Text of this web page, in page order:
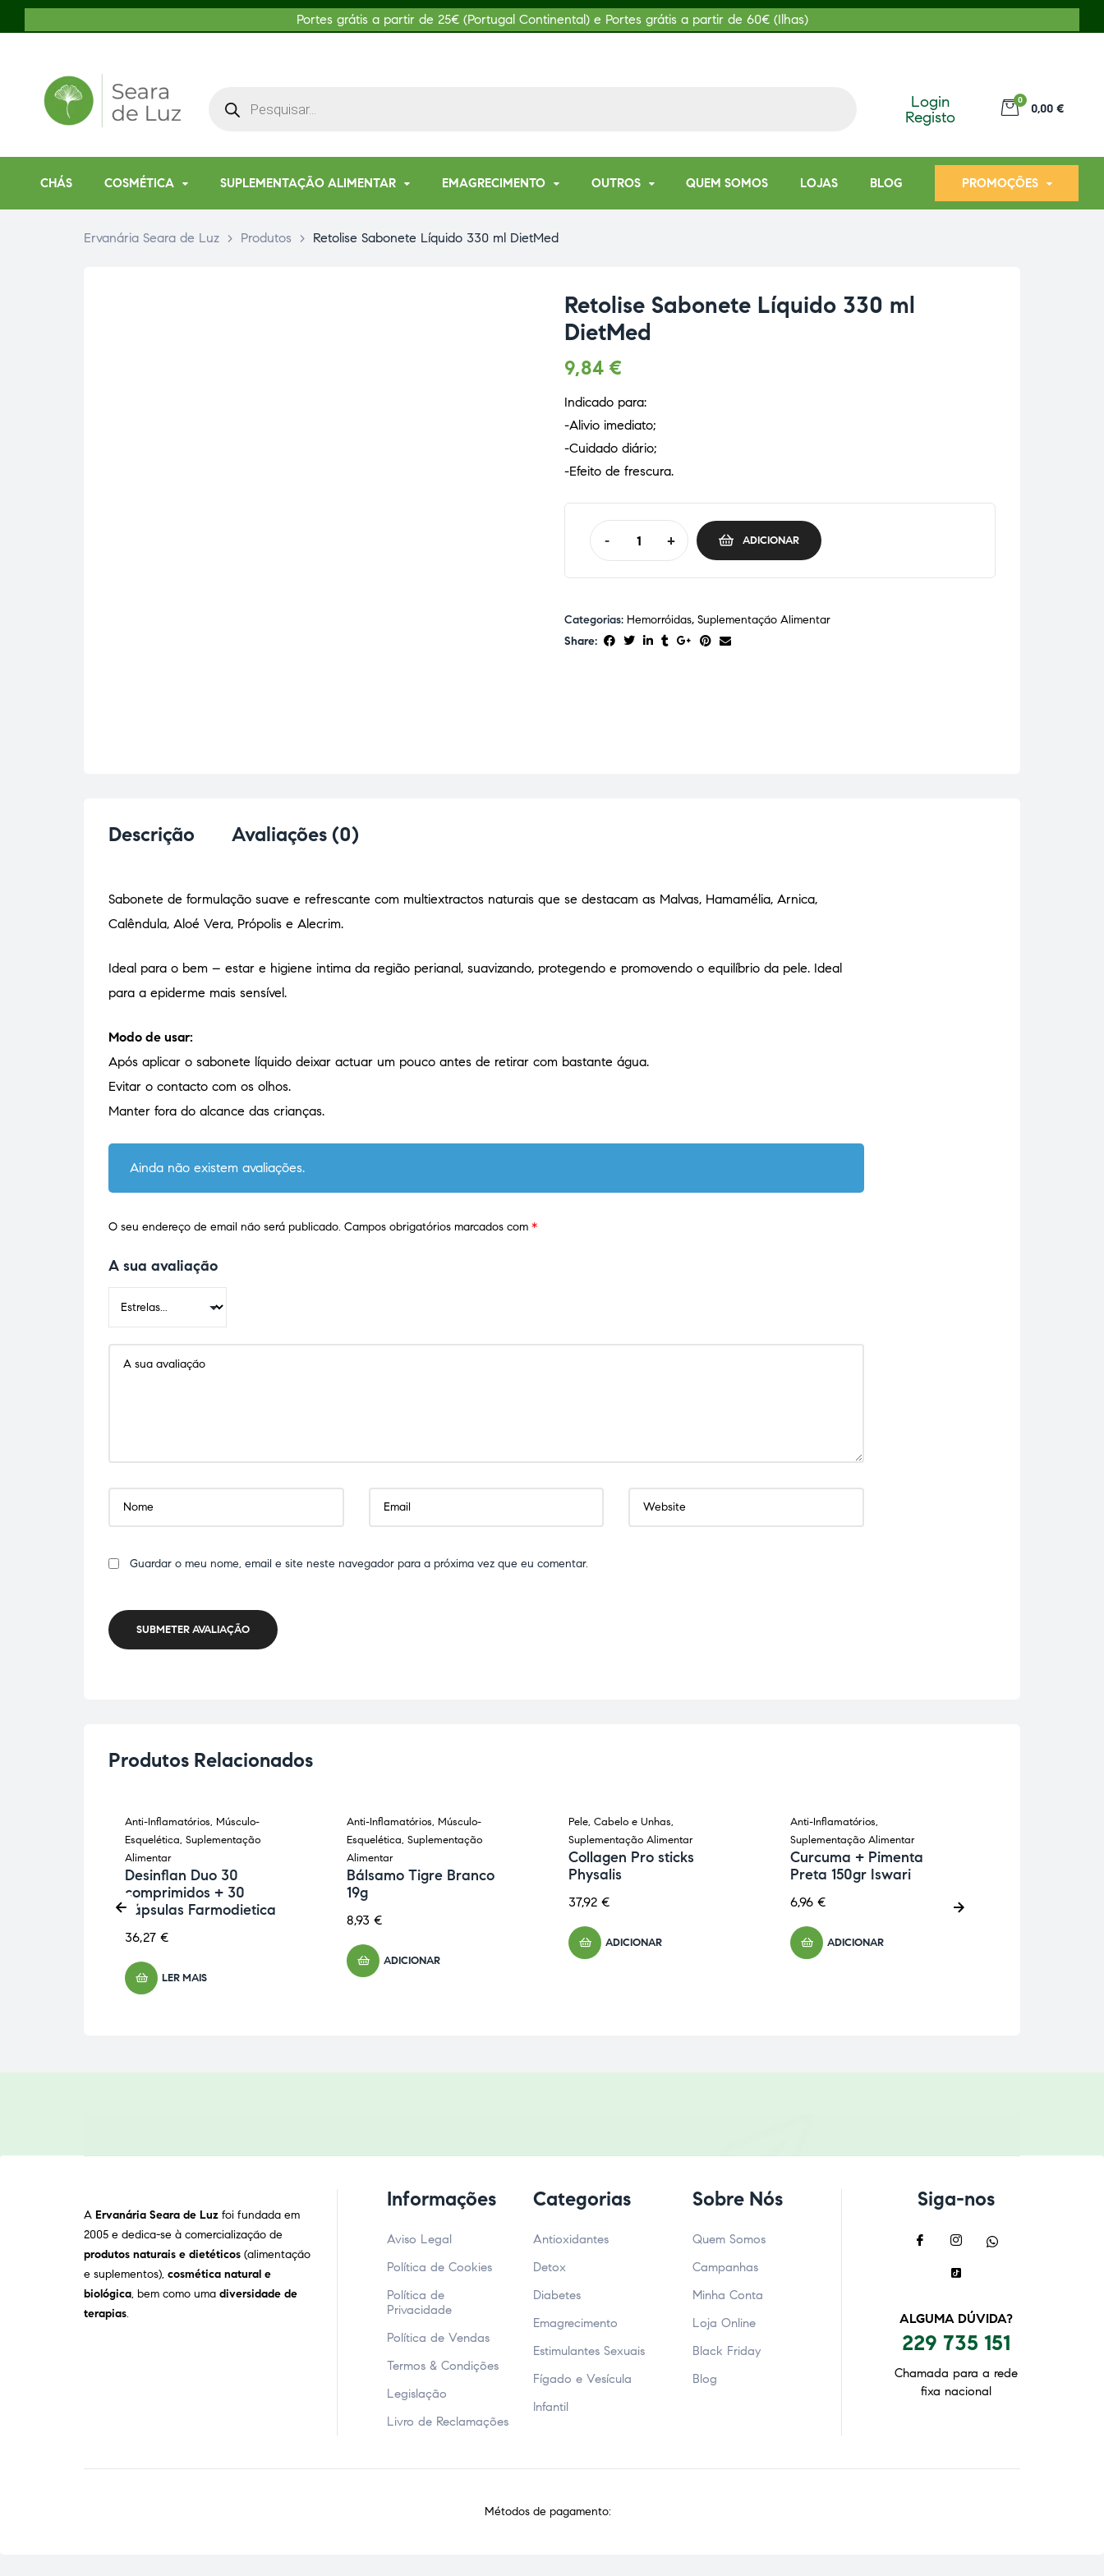
Portes grátis a partir de 25€ (Portugal Continental) e Portes grátis a partir de 60€ (Ilhas)
Login
Registo
0
0,00 €
CHÁS COSMÉTICA SUPLEMENTAÇÃO ALIMENTAR EMAGRECIMENTO OUTROS QUEM SOMOS LOJAS BLOG PROMOÇÕES
Ervanária Seara de Luz > Produtos > Retolise Sabonete Líquido 330 ml DietMed
Retolise Sabonete Líquido 330 ml
DietMed
9,84 €
Indicado para:
-Alivio imediato;
-Cuidado diário;
-Efeito de frescura.
- + ADICIONAR
Categorias: Hemorróidas, Suplementação Alimentar
Share:
Descrição Avaliações (0)
Sabonete de formulação suave e refrescante com multiextractos naturais que se destacam as Malvas, Hamamélia, Arnica,
Calêndula, Aloé Vera, Própolis e Alecrim.
Ideal para o bem – estar e higiene intima da região perianal, suavizando, protegendo e promovendo o equilíbrio da pele. Ideal
para a epiderme mais sensível.
Modo de usar:
Após aplicar o sabonete líquido deixar actuar um pouco antes de retirar com bastante água.
Evitar o contacto com os olhos.
Manter fora do alcance das crianças.
Ainda não existem avaliações.
O seu endereço de email não será publicado. Campos obrigatórios marcados com *
A sua avaliação
Guardar o meu nome, email e site neste navegador para a próxima vez que eu comentar.
SUBMETER AVALIAÇÃO
Produtos Relacionados
Anti-Inflamatórios, Músculo-
Esquelética, Suplementação
Alimentar
Desinflan Duo 30
comprimidos + 30
cápsulas Farmodietica
36,27 €
LER MAIS
Anti-Inflamatórios, Músculo-
Esquelética, Suplementação
Alimentar
Bálsamo Tigre Branco
19g
8,93 €
ADICIONAR
Pele, Cabelo e Unhas,
Suplementação Alimentar
Collagen Pro sticks
Physalis
37,92 €
ADICIONAR
Anti-Inflamatórios,
Suplementação Alimentar
Curcuma + Pimenta
Preta 150gr Iswari
6,96 €
ADICIONAR
A Ervanária Seara de Luz foi fundada em
2005 e dedica-se à comercialização de
produtos naturais e dietéticos (alimentação
e suplementos), cosmética natural e
biológica, bem como uma diversidade de
terapias.
Informações
Aviso Legal
Política de Cookies
Política de
Privacidade
Política de Vendas
Termos & Condições
Legislação
Livro de Reclamações
Categorias
Antioxidantes
Detox
Diabetes
Emagrecimento
Estimulantes Sexuais
Fígado e Vesícula
Infantil
Sobre Nós
Quem Somos
Campanhas
Minha Conta
Loja Online
Black Friday
Blog
Siga-nos
ALGUMA DÚVIDA?
229 735 151
Chamada para a rede
fixa nacional
Métodos de pagamento: